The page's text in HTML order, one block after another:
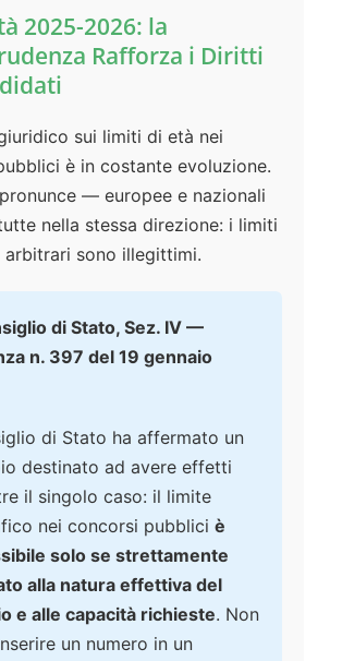
2025-2026: la
Rafforza i Diritti
sui limiti di età nei
è in costante evoluzione.
— europee e nazionali
nella stessa direzione: i limiti
arbitrari sono illegittimi.
di Stato, Sez. IV —
n. 397 del 19 gennaio
di Stato ha affermato un
destinato ad avere effetti
il singolo caso: il limite
nei concorsi pubblici è
solo se strettamente
alla natura effettiva del
e alle capacità richieste. Non
un numero in un